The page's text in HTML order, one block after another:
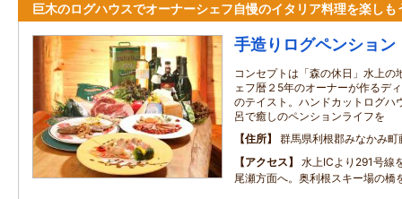
巨木のログハウスでオーナーシェフ自慢のイタリア料理を楽しも
手造りログペンショ
コンセプトは「森の休日」水上の
ェフ暦２5年のオーナーが作るデ
のテイスト。ハンドカットログハ
呂で癒しのペンションライフを
住所
群馬県利根郡みなかみ町
アクセス
水上ICより291号線
尾瀬方面へ。奥利根スキー場の橋